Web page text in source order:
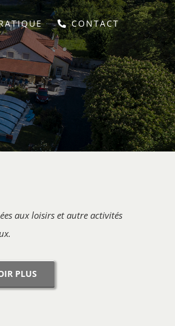
CONTACT
aux loisirs et autre activités
PLUS